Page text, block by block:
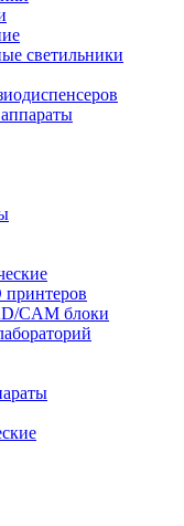
светильники
CAM блоки